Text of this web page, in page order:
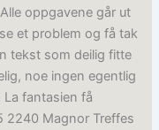
oppgavene går ut
et problem og få tak
tekst som deilig fitte
noe ingen egentlig
La fantasien få
2240 Magnor Treffes